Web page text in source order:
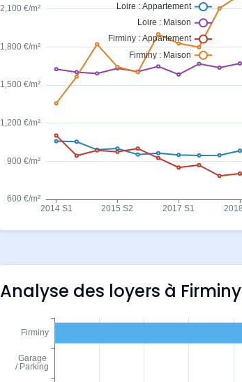
Analyse des loyers à Firminy